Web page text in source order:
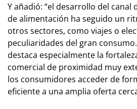
Y añadió: “el desarrollo del canal
de alimentación ha seguido un
otros sectores, como viajes o
peculiaridades del gran
destaca especialmente la
comercial de proximidad muy
los consumidores acceder de
eficiente a una amplia oferta